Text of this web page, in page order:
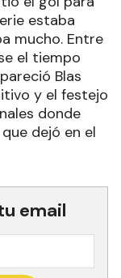
estaba
mucho. Entre
el tiempo
Blas
y el festejo
donde
dejó en el
email